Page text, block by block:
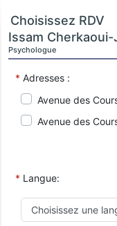
Choisissez RDV
Issam Cherkaoui-
Psychologue
* Adresses :
Avenue des
Avenue des
* Langue: